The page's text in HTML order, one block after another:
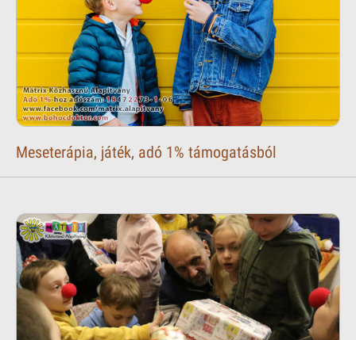
Meseterápia, játék, adó 1% támogatásból